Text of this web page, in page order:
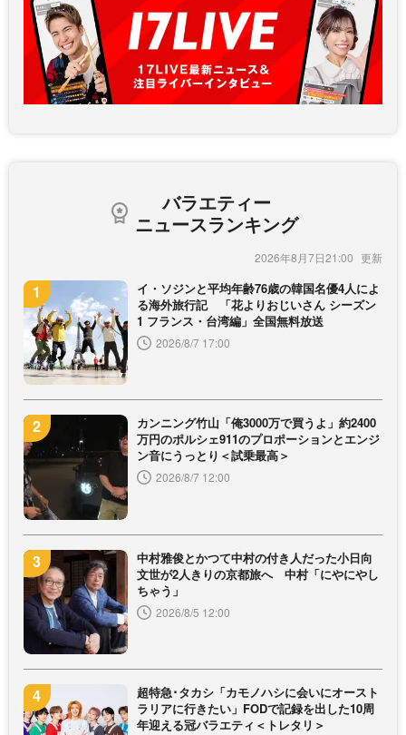
バラエティー
ニュースランキング
2026年8月7日21:00
イ・ソジンと平均年齢76歳の韓国名優4人によ
る海外旅行記 「花よりおじいさん シーズン
1 フランス・台湾編」全国無料放送
2026/8/7 17:00
カンニング竹山「俺3000万で買うよ」約2400
万円のポルシェ911のプロポーションとエンジ
ン音にうっとり＜試乗最高＞
2026/8/7 12:00
中村雅俊とかつて中村の付き人だった小日向
文世が2人きりの京都旅へ 中村「にやにやし
ちゃう」
2026/8/5 12:00
超特急･タカシ「カモノハシに会いにオースト
ラリアに行きたい」FODで記録を出した10周
年迎える冠バラエティ＜トレタリ＞